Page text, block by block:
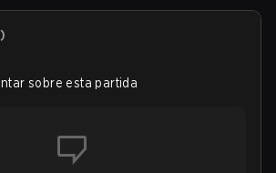
)
sobre esta partida